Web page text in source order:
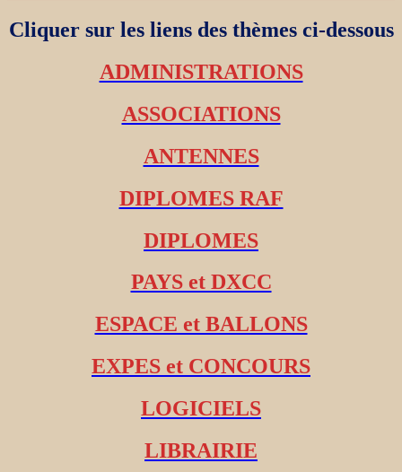
Cliquer sur les liens des thèmes ci-dessous
ADMINISTRATIONS
ASSOCIATIONS
ANTENNES
DIPLOMES RAF
DIPLOMES
PAYS et DXCC
ESPACE et BALLONS
EXPES et CONCOURS
LOGICIELS
LIBRAIRIE